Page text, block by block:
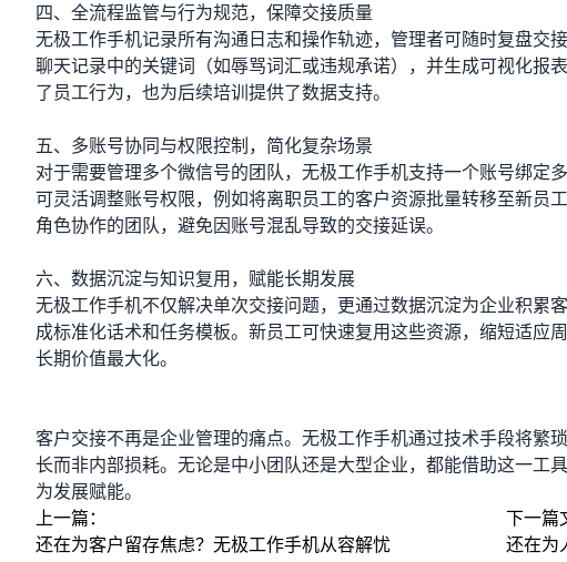
四、全流程监管与行为规范，保障交接质量
无极工作手机记录所有沟通日志和操作轨迹，管理者可随时复盘交
聊天记录中的关键词（如辱骂词汇或违规承诺），并生成可视化报
了员工行为，也为后续培训提供了数据支持。
五、多账号协同与权限控制，简化复杂场景
对于需要管理多个微信号的团队，无极工作手机支持一个账号绑定
可灵活调整账号权限，例如将离职员工的客户资源批量转移至新员
角色协作的团队，避免因账号混乱导致的交接延误。
六、数据沉淀与知识复用，赋能长期发展
无极工作手机不仅解决单次交接问题，更通过数据沉淀为企业积累
成标准化话术和任务模板。新员工可快速复用这些资源，缩短适应
长期价值最大化。
客户交接不再是企业管理的痛点。无极工作手机通过技术手段将繁
长而非内部损耗。无论是中小团队还是大型企业，都能借助这一工
为发展赋能。
上一篇：
还在为客户留存焦虑？无极工作手机从容解忧
下一篇
还在为